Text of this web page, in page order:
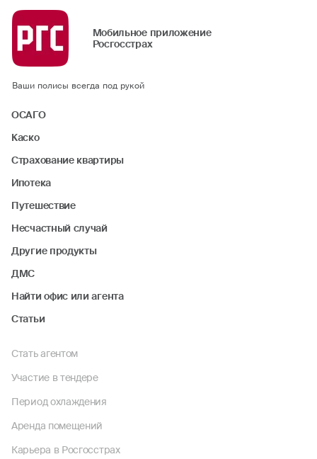
Мобильное приложение
Росгосстрах
Ваши полисы всегда под рукой
ОСАГО
Каско
Страхование квартиры
Ипотека
Путешествие
Несчастный случай
Другие продукты
ДМС
Найти офис или агента
Статьи
Стать агентом
Участие в тендере
Период охлаждения
Аренда помещений
Карьера в Росгосстрах